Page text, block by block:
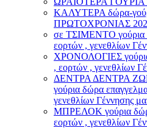
ΚΑΛΥΤΕΡΑ δώρα-
ΠΡΩΤΟΧΡΟΝΙΑΣ
σε ΤΣΙΜΕΝΤΟ γούρια
εορτών , γενεθλίων
ΧΡΟΝΟΛΟΓΙΕΣ γούρια
, εορτών , γενεθλίων
ΔΕΝΤΡΑ ΔΕΝΤΡΑ
γούρια δώρα
γενεθλίων Γέννησης
ΜΠΡΕΛΟΚ γούρια
εορτών , γενεθλίων